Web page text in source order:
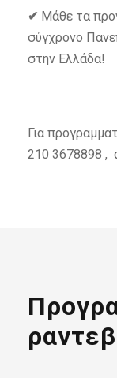
✔ Μάθε τα
σύγχρονο
στην Ελλάδα!
Για
210 3678898 ,